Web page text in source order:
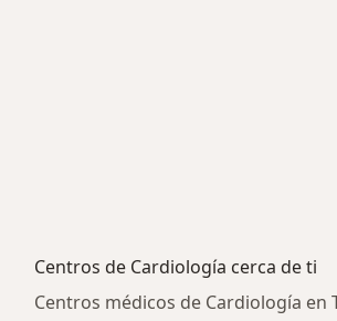
Centros de Cardiología cerca de ti
Centros médicos de Cardiología en